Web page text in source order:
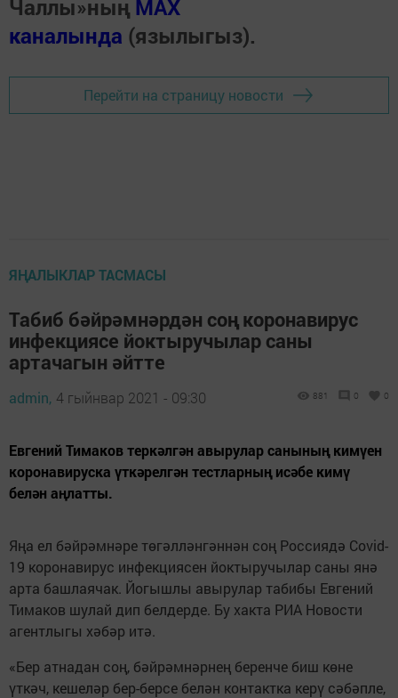
Чаллы»ның MAX
каналында (язылыгыз).
Перейти на страницу новости
ЯҢАЛЫКЛАР ТАСМАСЫ
Табиб бәйрәмнәрдән соң коронавирус
инфекциясе йоктыручылар саны
артачагын әйтте
admin, 4 гыйнвар 2021 - 09:30 881 0 0
Евгений Тимаков теркәлгән авырулар санының кимүен
коронавируска үткәрелгән тестларның исәбе кимү
белән аңлатты.
Яңа ел бәйрәмнәре төгәлләнгәннән соң Россиядә Covid-
19 коронавирус инфекциясен йоктыручылар саны янә
арта башлаячак. Йогышлы авырулар табибы Евгений
Тимаков шулай дип белдерде. Бу хакта РИА Новости
агентлыгы хәбәр итә.
«Бер атнадан соң, бәйрәмнәрнең беренче биш көне
үткәч, кешеләр бер-берсе белән контактка керү сәбәпле,